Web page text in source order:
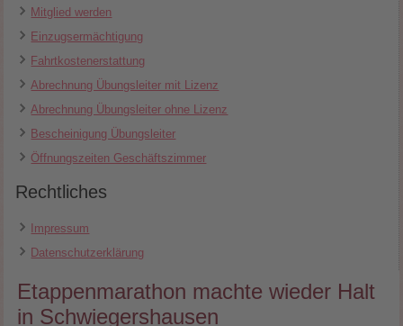
Mitglied werden
Einzugsermächtigung
Fahrtkostenerstattung
Abrechnung Übungsleiter mit Lizenz
Abrechnung Übungsleiter ohne Lizenz
Bescheinigung Übungsleiter
Öffnungszeiten Geschäftszimmer
Rechtliches
Impressum
Datenschutzerklärung
Etappenmarathon machte wieder Halt
in Schwiegershausen